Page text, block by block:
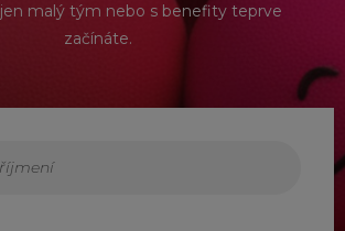
malý tým nebo s benefity teprve
začínáte.